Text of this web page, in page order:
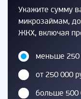
Укажите сумму
микрозаймам,
ЖКХ, включая
меньше 250
от 250 000
больше 500